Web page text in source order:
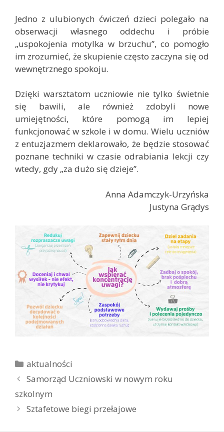
Jedno z ulubionych ćwiczeń dzieci polegało na
obserwacji własnego oddechu i próbie
„uspokojenia motylka w brzuchu”, co pomogło
im zrozumieć, że skupienie często zaczyna się od
wewnętrznego spokoju.
Dzięki warsztatom uczniowie nie tylko świetnie
się bawili, ale również zdobyli nowe
umiejętności, które pomogą im lepiej
funkcjonować w szkole i w domu. Wielu uczniów
z entuzjazmem deklarowało, że będzie stosować
poznane techniki w czasie odrabiania lekcji czy
wtedy, gdy „za dużo się dzieje”.
Anna Adamczyk-Urzyńska
Justyna Grądys
K
a
e
g
aktualności
Z
o
Samorząd Uczniowski w nowym roku
szkolnym
Sztafetowe biegi przełajowe